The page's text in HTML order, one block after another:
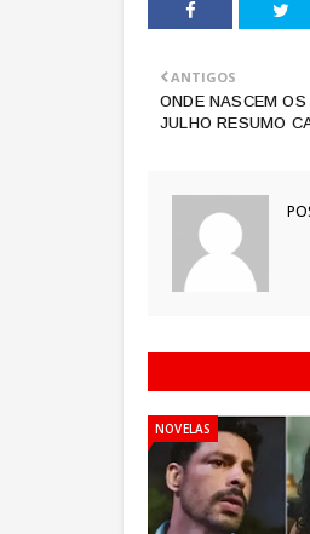
ANTIGOS
ONDE NASCEM
JULHO RESUMO
NOVELAS